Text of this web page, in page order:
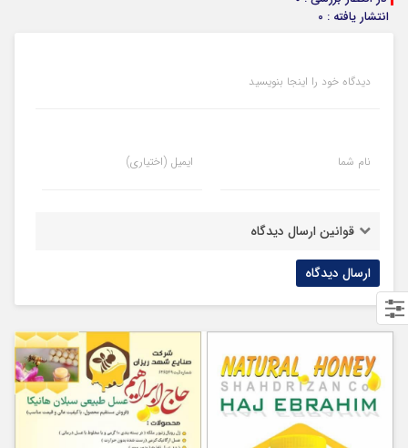
انتشار یافته : 0
دیدگاه خود را اینجا بنویسید
نام شما ایمیل (اختیاری)
قوانین ارسال دیدگاه